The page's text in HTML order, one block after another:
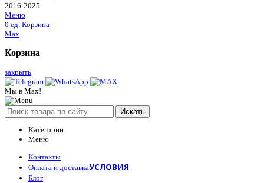
2016-2025.
Меню
0 ед. Корзина
Max
Корзина
закрыть
Мы в Max!
Искать
Категории
Меню
Контакты
Оплата и доставкаУСЛОВИЯ
Блог